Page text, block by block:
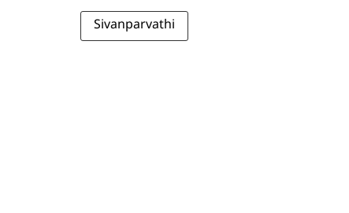
Sivanparvathi